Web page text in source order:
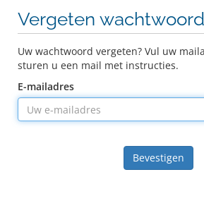
Vergeten
Uw wachtwoord vergeten? Vul uw
sturen u een mail met instructies.
E-mailadres
Bevestigen